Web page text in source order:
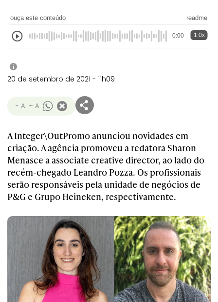
ouça este conteúdo readme
0:00 1.0x
i
20 de setembro de 2021 - 11h09
- A + A
A Integer\OutPromo anunciou novidades em
criação. A agência promoveu a redatora Sharon
Menasce a associate creative director, ao lado do
recém-chegado Leandro Pozza. Os profissionais
serão responsáveis pela unidade de negócios de
P&G e Grupo Heineken, respectivamente.